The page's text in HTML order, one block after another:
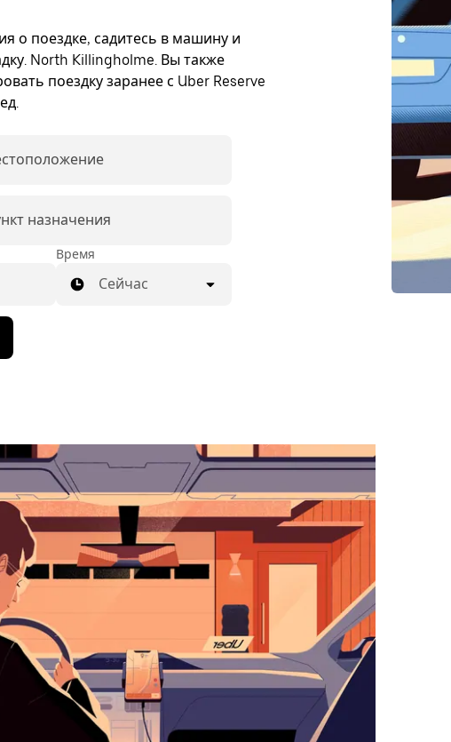
о поездке, садитесь в машину и
North Killingholme. Вы также
поездку заранее с Uber Reserve
назначения
Время
Сейчас